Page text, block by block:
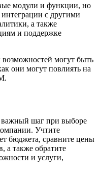
модули и функции, но
с другими
а также
и поддержке
могут быть
они могут повлиять на
шаг при выборе
Учтите
бюджета, сравните цены
а также обратите
и услуги,